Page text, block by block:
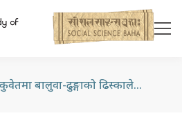
कुवेतमा बालुवा-ढुङ्गाको ढिस्काले पुरिएर ६ नेपालीको मृत्यु